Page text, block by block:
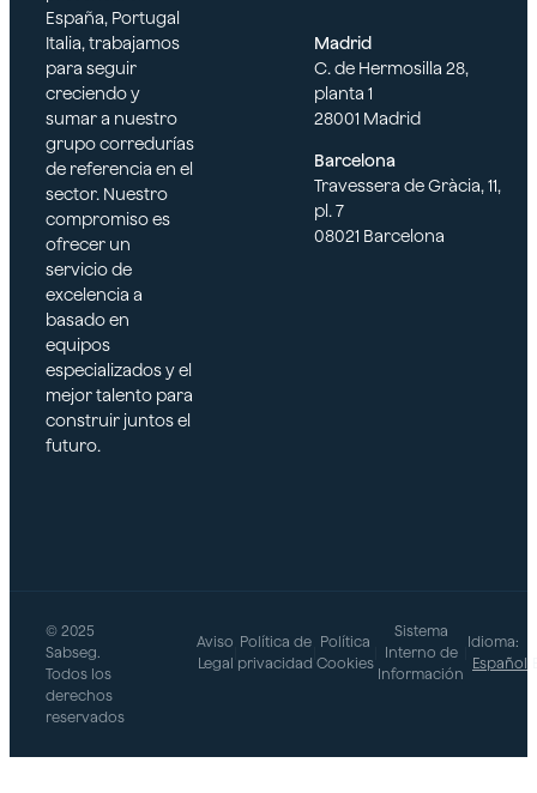
España, Portugal
Italia, trabajamos
para seguir
creciendo y
sumar a nuestro
grupo corredurías
de referencia en el
sector. Nuestro
compromiso es
ofrecer un
servicio de
excelencia a
basado en
equipos
especializados y el
mejor talento para
construir juntos el
futuro.
Madrid
C. de Hermosilla 28,
planta 1
28001 Madrid
Barcelona
Travessera de Gràcia, 11,
pl. 7
08021 Barcelona
© 2025
Sabseg.
Todos los
derechos
reservados
Aviso
Legal
Política de
privacidad
Política
Cookies
Sistema
Interno de
Información
Idioma:
Español